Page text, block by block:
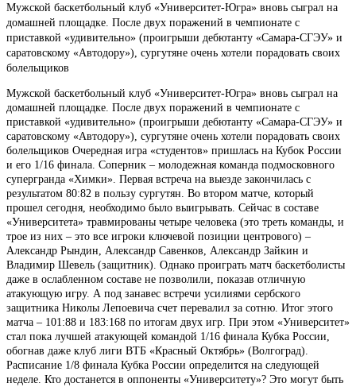
Мужской баскетбольный клуб «Университет-Югра» вновь сыграл на
домашней площадке. После двух поражений в чемпионате с
приставкой «удивительно» (проигрыши дебютанту «Самара-СГЭУ» и
саратовскому «Автодору»), сургутяне очень хотели порадовать своих
болельщиков
Мужской баскетбольный клуб «Университет-Югра» вновь сыграл на
домашней площадке. После двух поражений в чемпионате с
приставкой «удивительно» (проигрыши дебютанту «Самара-СГЭУ» и
саратовскому «Автодору»), сургутяне очень хотели порадовать своих
болельщиков Очередная игра «студентов» пришлась на Кубок России
и его 1/16 финала. Соперник – молодежная команда подмосковного
супергранда «Химки». Первая встреча на выезде закончилась с
результатом 80:82 в пользу сургутян. Во втором матче, который
прошел сегодня, необходимо было выигрывать. Сейчас в составе
«Университета» травмированы четыре человека (это треть команды, и
трое из них – это все игроки ключевой позиции центрового) –
Александр Рындин, Александр Савенков, Александр Зайкин и
Владимир Шевель (защитник). Однако проиграть матч баскетболисты
даже в ослабленном составе не позволили, показав отличную
атакующую игру. А под занавес встречи усилиями сербского
защитника Николы Лепоевича счет перевалил за сотню. Итог этого
матча – 101:88 и 183:168 по итогам двух игр. При этом «Университет»
стал пока лучшей атакующей командой 1/16 финала Кубка России,
обогнав даже клуб лиги ВТБ «Красный Октябрь» (Волгоград).
Расписание 1/8 финала Кубка России определится на следующей
неделе. Кто достанется в оппоненты «Университету»? Это могут быть